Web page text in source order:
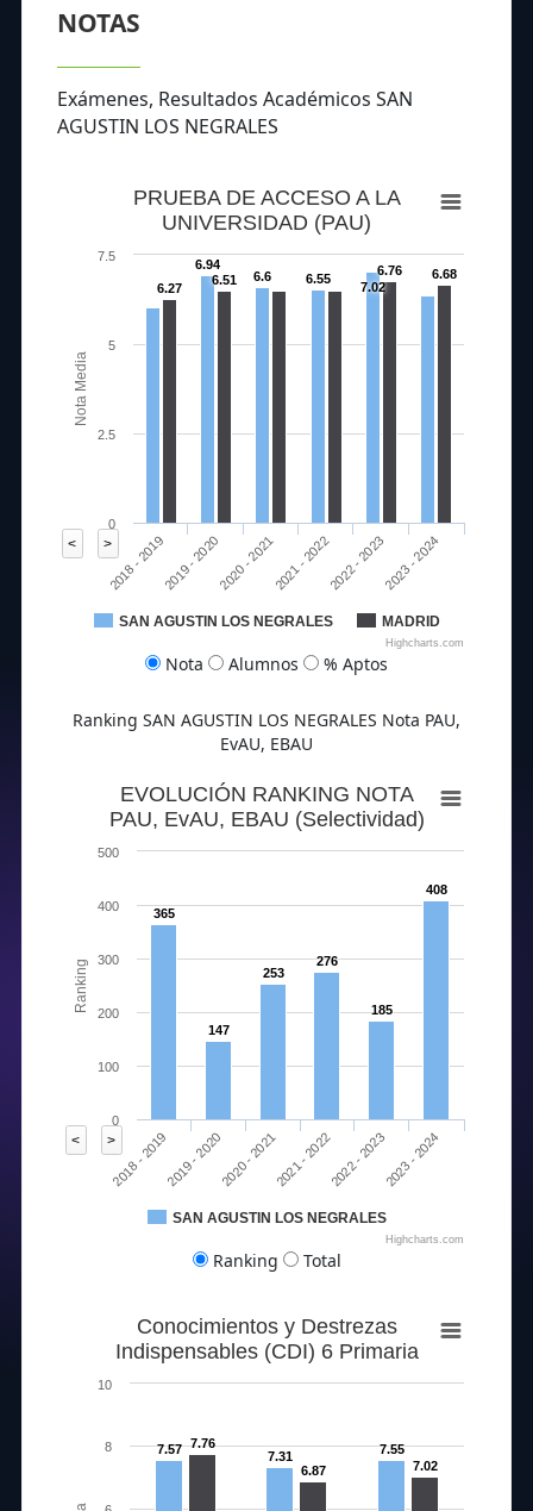
NOTAS
Exámenes, Resultados Académicos SAN
AGUSTIN LOS NEGRALES
< >
Nota Media
PRUEBA DE ACCESO A LA
UNIVERSIDAD (PAU)
6.94
6.6
6.55
7.02
6.27
6.51
6.76 6.68
SAN AGUSTIN LOS NEGRALES MADRID
2018 - 20192019 - 20202020 - 20212021 - 20222022 - 20232023 - 2024
0
2.5
5
7.5
Highcharts.com
Nota Alumnos % Aptos
Ranking SAN AGUSTIN LOS NEGRALES Nota PAU,
EvAU, EBAU
< >
Ranking
EVOLUCIÓN RANKING NOTA
PAU, EvAU, EBAU (Selectividad)
365
147
253
276
185
408
SAN AGUSTIN LOS NEGRALES
2018 - 20192019 - 20202020 - 20212021 - 20222022 - 20232023 - 2024
0
200
400
100
300
500
Highcharts.com
Ranking Total
Conocimientos y Destrezas
Indispensables (CDI) 6 Primaria
7.57 7.31 7.55
7.76
6.87
7.02
8
10